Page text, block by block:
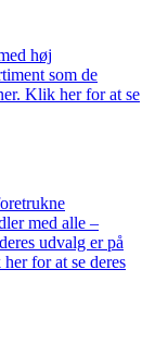
høj
som de
Klik her for at se
med alle –
udvalg er på
for at se deres